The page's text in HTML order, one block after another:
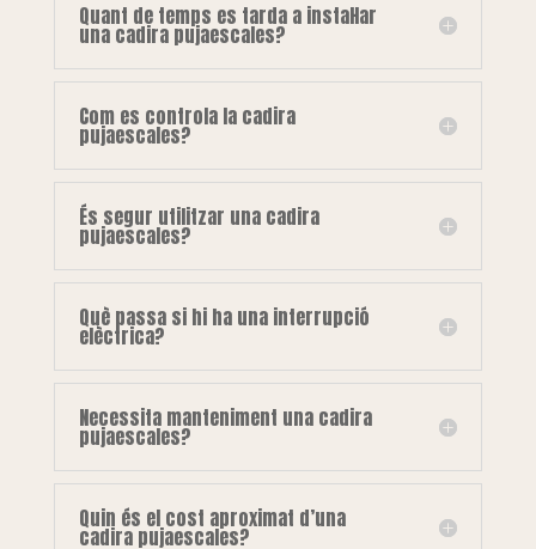
Quant de temps es tarda a instal·lar
una cadira pujaescales?
Com es controla la cadira
pujaescales?
És segur utilitzar una cadira
pujaescales?
Què passa si hi ha una interrupció
elèctrica?
Necessita manteniment una cadira
pujaescales?
Quin és el cost aproximat d’una
cadira pujaescales?